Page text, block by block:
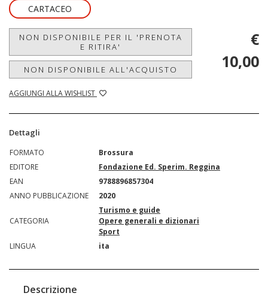
CARTACEO
NON DISPONIBILE PER IL 'PRENOTA
E RITIRA'
NON DISPONIBILE ALL'ACQUISTO
AGGIUNGI ALLA WISHLIST
€
10,00
Dettagli
FORMATO
Brossura
EDITORE
Fondazione Ed. Sperim. Reggina
EAN
9788896857304
ANNO PUBBLICAZIONE
2020
CATEGORIA
Turismo e guide
Opere generali e dizionari
Sport
LINGUA
ita
Descrizione